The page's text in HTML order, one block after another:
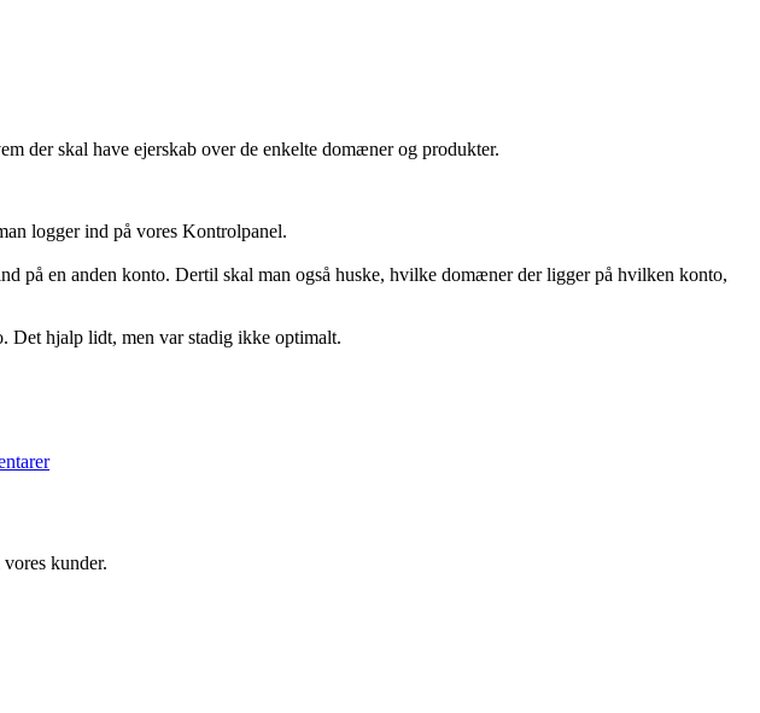
der skal have ejerskab over de enkelte domæner og produkter.
logger ind på vores Kontrolpanel.
en anden konto. Dertil skal man også huske, hvilke domæner der ligger på hvilken konto,
Det hjalp lidt, men var stadig ikke optimalt.
til
kunder.